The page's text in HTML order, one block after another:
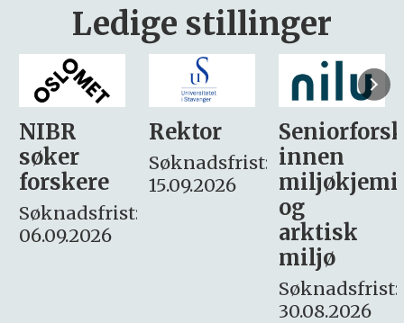
Ledige stillinger
Rektor
Søknadsfrist:
15.09.2026
Seniorforsker
innen
miljøkjemi
søker
– fast
Søknadsfrist:
16. august.